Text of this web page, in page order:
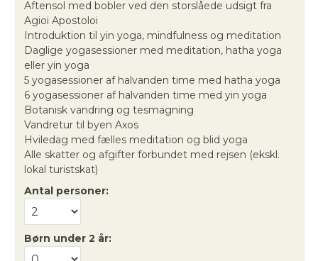
Aftensol med bobler ved den storslåede udsigt fra
Agioi Apostoloi
Introduktion til yin yoga, mindfulness og meditation
Daglige yogasessioner med meditation, hatha yoga
eller yin yoga
5 yogasessioner af halvanden time med hatha yoga
6 yogasessioner af halvanden time med yin yoga
Botanisk vandring og tesmagning
Vandretur til byen Axos
Hviledag med fælles meditation og blid yoga
Alle skatter og afgifter forbundet med rejsen (ekskl.
lokal turistskat)
Antal personer:
Børn under 2 år: